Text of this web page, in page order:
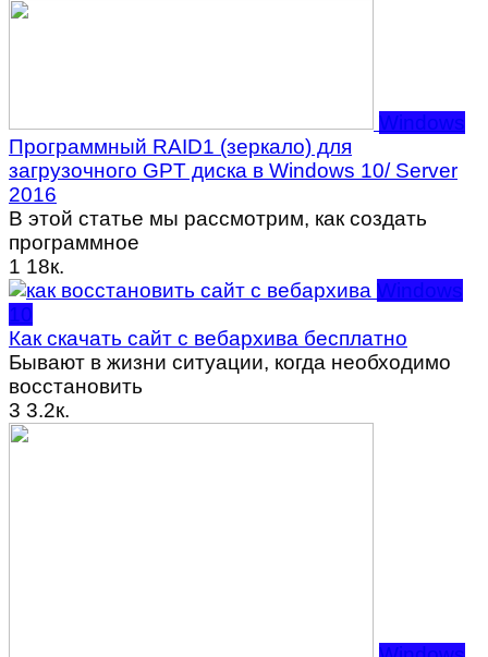
Windows
Программный RAID1 (зеркало) для
загрузочного GPT диска в Windows 10/ Server
2016
В этой статье мы рассмотрим, как создать
программное
1 18к.
Windows
10
Как скачать сайт с вебархива бесплатно
Бывают в жизни ситуации, когда необходимо
восстановить
3 3.2к.